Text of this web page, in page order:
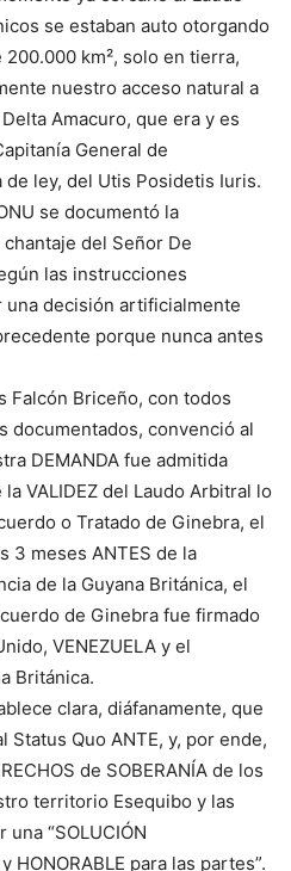
se estaban auto otorgando
km², solo en tierra,
nuestro acceso natural a
Amacuro, que era y es
General de
de ley, del Utis Posidetis Iuris.
se documentó la
del Señor De
las instrucciones
decisión artificialmente
porque nunca antes
Falcón Briceño, con todos
documentados, convenció al
DEMANDA fue admitida
VALIDEZ del Laudo Arbitral lo
o Tratado de Ginebra, el
3 meses ANTES de la
de la Guyana Británica, el
de Ginebra fue firmado
VENEZUELA y el
Británica.
clara, diáfanamente, que
Status Quo ANTE, y, por ende,
de SOBERANÍA de los
territorio Esequibo y las
“SOLUCIÓN
HONORABLE para las partes”.